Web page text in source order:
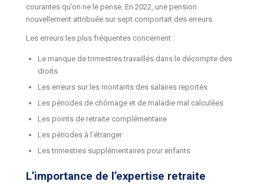
courantes qu’on ne le pense. En 2022, une pension
nouvellement attribuée sur sept comportait des erreurs.
Les erreurs les plus fréquentes concernent :
Le manque de trimestres travaillés dans le décompte des
droits
Les erreurs sur les montants des salaires reportés
Les périodes de chômage et de maladie mal calculées
Les points de retraite complémentaire
Les périodes à l’étranger
Les trimestres supplémentaires pour enfants
L’importance de l’expertise retraite